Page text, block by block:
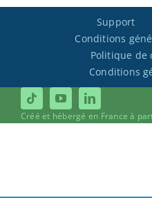
Support
Conditions
Politique de
Conditions
Créé et hébergé en France à